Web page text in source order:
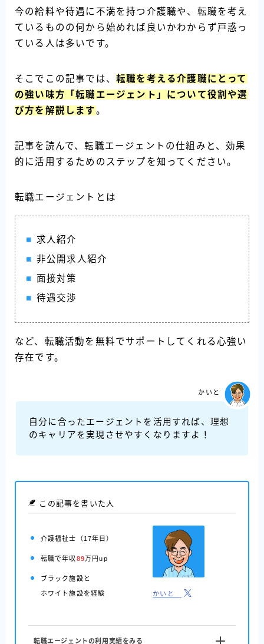
今の給料や待遇に不満を持つ介護職や、転職を考え
ているものの何から始めれば良いかわからず戸惑っ
ている人は多いです。
そこでこの記事では、 転職を考える介護職にとって
の強い味方「転職エージェント」について役割や選
び方を解説します。
記事を読んで、転職エージェントの仕組みと、効果
的に活用するためのステップを知ってください。
転職エージェントとは
求人紹介
非公開求人紹介
面接対策
待遇交渉
など、転職活動を無料でサポートしてくれる心強い
存在です。
自分に合ったエージェントを活用すれば、理想
のキャリアを実現させやすくなりますよ！
かいと
この記事を書いた人
介護福祉士（17年目）
転職で年収89万円up
ブラック施設と
ホワイト施設を経験 かいと
転職エージェントの利用実績をみる